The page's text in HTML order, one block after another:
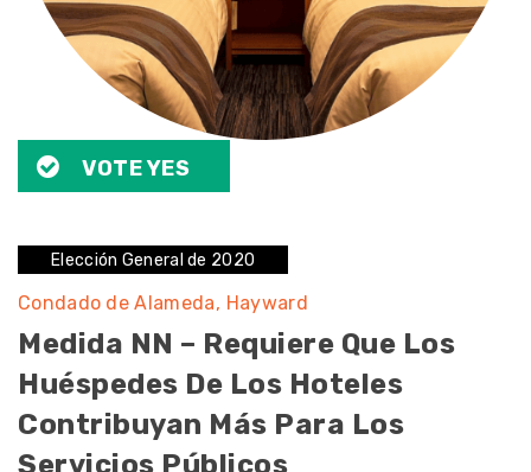
VOTE YES
Elección General de 2020
Condado de Alameda Hayward
Medida NN – Requiere Que Los
Huéspedes De Los Hoteles
Contribuyan Más Para Los
Servicios Públicos